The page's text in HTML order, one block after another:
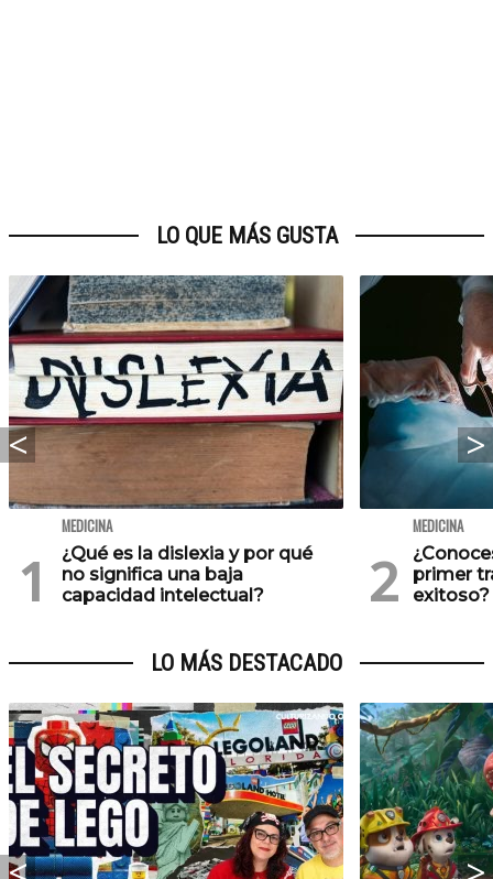
LO QUE MÁS GUSTA
MEDICINA
¿Qué es la dislexia y por qué
no significa una baja
capacidad intelectual?
MEDICINA
primer
exitoso?
LO MÁS DESTACADO